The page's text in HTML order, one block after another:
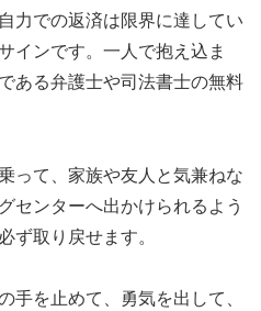
力での返済は限界に達してい
インです。一人で抱え込ま
ある弁護士や司法書士の無料
って、家族や友人と気兼ねな
センターへ出かけられるよう
ず取り戻せます。
手を止めて、勇気を出して、